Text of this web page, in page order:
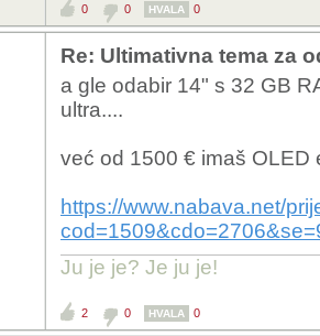
To su poslovne
0 0 HVALA 0
Re: Ultimativna tema za
a gle odabir 14" s 32 GB
ultra....
već od 1500 € imaš OLED
https://www.nabava.net/
Ju je je? Je ju je!
2 0 HVALA 0